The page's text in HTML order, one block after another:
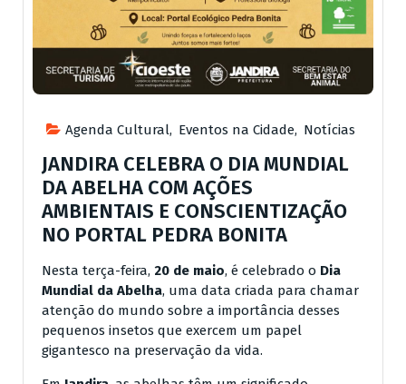
Agenda Cultural, Eventos na Cidade, Notícias
JANDIRA CELEBRA O DIA MUNDIAL
DA ABELHA COM AÇÕES
AMBIENTAIS E CONSCIENTIZAÇÃO
NO PORTAL PEDRA BONITA
Nesta terça-feira, 20 de maio, é celebrado o Dia
Mundial da Abelha, uma data criada para chamar
atenção do mundo sobre a importância desses
pequenos insetos que exercem um papel
gigantesco na preservação da vida.